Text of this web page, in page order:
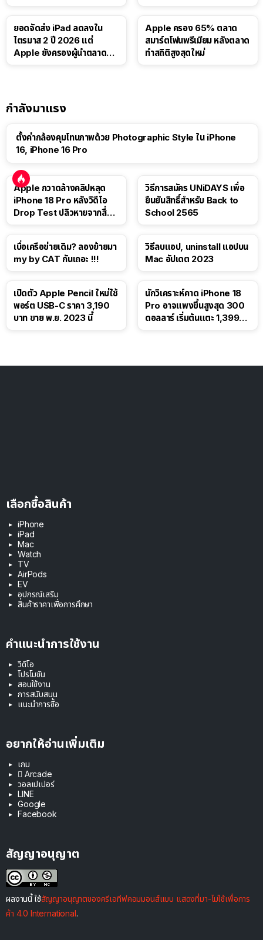
ยอดจัดส่ง iPad ลดลงใน
ไตรมาส 2 ปี 2026 แต่
Apple ยังครองผู้นำตลาด
Apple ครอง 65% ตลาด
สมาร์ตโฟนพรีเมียม หลังตลาด
ทำสถิติสูงสุดใหม่
กำลังมาแรง
ตั้งค่ากล้องคุมโทนภาพด้วย Photographic Style ใน iPhone
16, iPhone 16 Pro
Apple กวาดล้างคลิปหลุด
iPhone 18 Pro หลังวิดีโอ
Drop Test ปลิวหายจากสื่อ
วิธีการสมัคร UNiDAYS เพื่อ
ยืนยันสิทธิ์สำหรับ Back to
School 2565
เบื่อเครือข่ายเดิม? ลองย้ายมา
my by CAT กันเถอะ !!!
วิธีลบแอป, uninstall แอปบน
Mac อัปเดต 2023
เปิดตัว Apple Pencil ใหม่ใช้
พอร์ต USB-C ราคา 3,190
บาท ขาย พ.ย. 2023 นี้
นักวิเคราะห์คาด iPhone 18
Pro อาจแพงขึ้นสูงสุด 300
ดอลลาร์ เริ่มต้นแตะ 1,399
เลือกซื้อสินค้า
iPhone
iPad
Mac
Watch
TV
AirPods
EV
อุปกรณ์เสริม
สินค้าราคาเพื่อการศึกษา
คำแนะนำการใช้งาน
วิดีโอ
โปรโมชัน
สอนใช้งาน
การสนับสนุน
แนะนำการซื้อ
อยากให้อ่านเพิ่มเติม
เกม
 Arcade
วอลเปเปอร์
LINE
Google
Facebook
สัญญาอนุญาต
ผลงานนี้ ใช้สัญญาอนุญาตของครีเอทีฟคอมมอนส์แบบ แสดงที่มา-ไม่ใช้เพื่อการ
ค้า 4.0 International.